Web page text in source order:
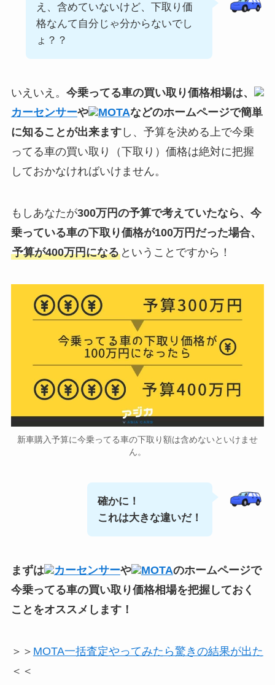
え、含めていないけど、下取り価
格なんて自分じゃ分からないでし
ょ？？
いえいえ。 今乗ってる車の買い取り価格相場は、
カーセンサーや MOTAなどのホームページで簡単
に知ることが出来ますし、予算を決める上で今乗
ってる車の買い取り（下取り）価格は絶対に把握
しておかなければいけません。
もしあなたが300万円の予算で考えていたなら、今
乗っている車の下取り価格が100万円だった場合、
予算が400万円になるということですから！
新車購入予算に今乗ってる車の下取り額は含めないといけませ
ん。
確かに！
これは大きな違いだ！
まずは カーセンサーや MOTAのホームページで
今乗ってる車の買い取り価格相場を把握しておく
ことをオススメします！
＞＞ MOTA一括査定やってみたら驚きの結果が出た
＜＜